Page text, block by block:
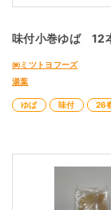
味付小巻ゆば 12
㈱ミツトヨフーズ
湯葉
ゆば 味付 26